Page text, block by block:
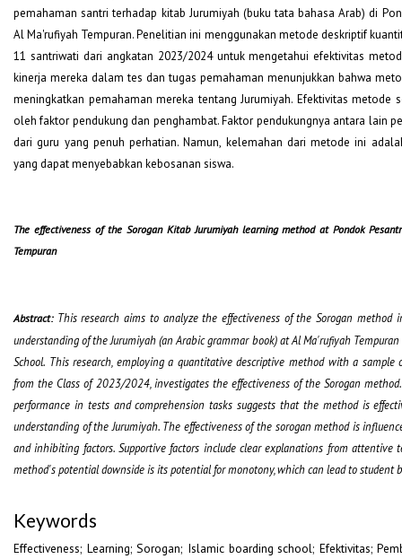
pemahaman santri terhadap kitab Jurumiyah (buku tata bahasa Arab) di
Al Ma'rufiyah Tempuran. Penelitian ini menggunakan metode deskriptif
11 santriwati dari angkatan 2023/2024 untuk mengetahui efektivitas
kinerja mereka dalam tes dan tugas pemahaman menunjukkan bahwa
meningkatkan pemahaman mereka tentang Jurumiyah. Efektivitas metode
oleh faktor pendukung dan penghambat. Faktor pendukungnya antara lain
dari guru yang penuh perhatian. Namun, kelemahan dari metode ini
yang dapat menyebabkan kebosanan siswa.
The effectiveness of the Sorogan Kitab Jurumiyah learning method at Pondok
Tempuran
Abstract: This research aims to analyze the effectiveness of the Sorogan method
understanding of the Jurumiyah (an Arabic grammar book) at Al Ma'rufiyah Tempuran
School. This research, employing a quantitative descriptive method with a sample
from the Class of 2023/2024, investigates the effectiveness of the Sorogan
performance in tests and comprehension tasks suggests that the method is
understanding of the Jurumiyah. The effectiveness of the sorogan method is
and inhibiting factors. Supportive factors include clear explanations from attentive
method's potential downside is its potential for monotony, which can lead to student
Keywords
Effectiveness; Learning; Sorogan; Islamic boarding school; Efektivitas;